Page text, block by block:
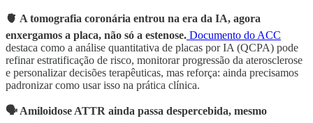
🫀 A tomografia coronária entrou na era da IA, agora
enxergamos a placa, não só a estenose. Documento do ACC
destaca como a análise quantitativa de placas por IA (QCPA) pode
refinar estratificação de risco, monitorar progressão da aterosclerose
e personalizar decisões terapêuticas, mas reforça: ainda precisamos
padronizar como usar isso na prática clínica.
🗣️ Amiloidose ATTR ainda passa despercebida, mesmo